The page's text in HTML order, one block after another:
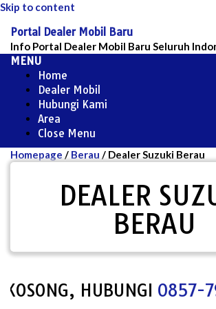
Skip to content
Portal Dealer Mobil Baru
Info Portal Dealer Mobil Baru Seluruh
MENU
Home
Dealer Mobil
Hubungi Kami
Area
Close Menu
Homepage / Berau / Dealer Suzuki Berau
DEALER
BERAU
HUBUNGI0857-